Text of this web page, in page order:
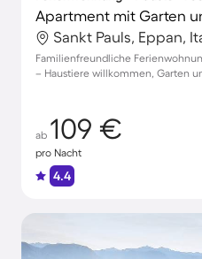
Sankt Pauls, Eppan,
Familienfreundliche
– Haustiere willkommen, Garten
ab 109 €
pro Nacht
4.4